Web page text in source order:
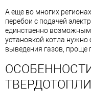
А еще во многих
перебои с подачей
единственно
установкой котла нужно
выведения газов, проще